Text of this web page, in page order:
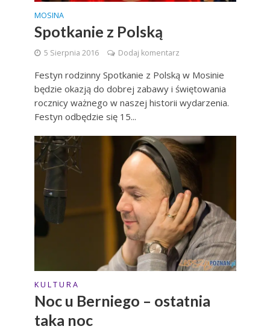
MOSINA
Spotkanie z Polską
5 Sierpnia 2016 Dodaj komentarz
Festyn rodzinny Spotkanie z Polską w Mosinie
będzie okazją do dobrej zabawy i świętowania
rocznicy ważnego w naszej historii wydarzenia.
Festyn odbędzie się 15...
K U L T U R A
Noc u Berniego – ostatnia
taka noc